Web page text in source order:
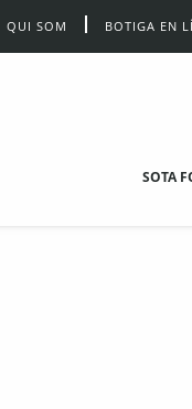
QUI SOM BOTIGA EN
SOTA